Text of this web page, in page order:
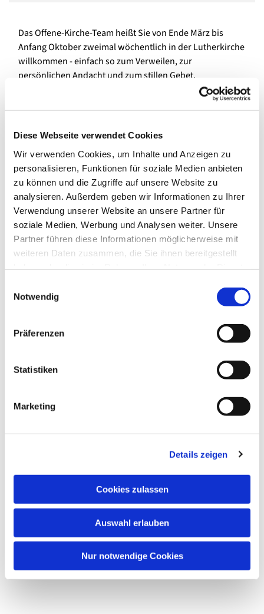
Diese Webseite verwendet Cookies
Wir verwenden Cookies, um Inhalte und Anzeigen zu
personalisieren, Funktionen für soziale Medien anbieten
zu können und die Zugriffe auf unsere Website zu
analysieren. Außerdem geben wir Informationen zu Ihrer
Verwendung unserer Website an unsere Partner für
soziale Medien, Werbung und Analysen weiter. Unsere
Partner führen diese Informationen möglicherweise mit
weiteren Daten zusammen, die Sie ihnen bereitgestellt
Notwendig
Präferenzen
Statistiken
Marketing
Details zeigen
Cookies zulassen
Auswahl erlauben
Nur notwendige Cookies
Das Offene-Kirche-Team heißt Sie von Ende März bis
Anfang Oktober zweimal wöchentlich in der Lutherkirche
willkommen - einfach so zum Verweilen, zur
persönlichen Andacht und zum stillen Gebet.
Besucherinnen und Besucher können den Kirchraum
wahrnehmen und die besondere Atmosphäre auf sich
Dies könnte Sie auch interessieren